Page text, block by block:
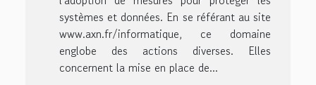
systèmes et données. En se référant au site
www.axn.fr/informatique, ce domaine
englobe des actions diverses. Elles
concernent la mise en place de...